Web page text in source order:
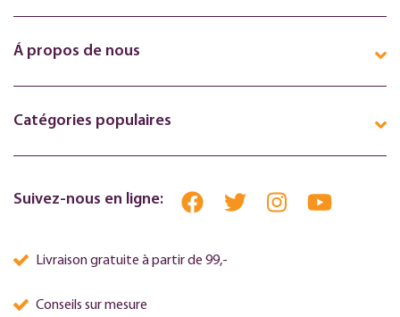
Á propos de nous
Catégories populaires
Suivez-nous en ligne:
Livraison gratuite à partir de 99,-
Conseils sur mesure